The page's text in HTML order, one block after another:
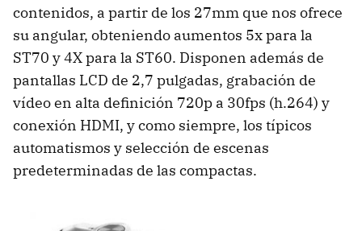
contenidos, a partir de los 27mm que nos ofrece
su angular, obteniendo aumentos 5x para la
ST70 y 4X para la ST60. Disponen además de
pantallas LCD de 2,7 pulgadas, grabación de
vídeo en alta definición 720p a 30fps (h.264) y
conexión HDMI, y como siempre, los típicos
automatismos y selección de escenas
predeterminadas de las compactas.